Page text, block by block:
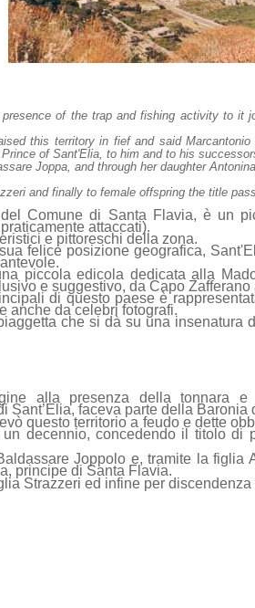
of the trap and fishing activity to it
this territory in fief and said
of Sant'Elia, to him and to his
Joppa, and through her ​​daughter
and finally to female offspring the title
Comune di Santa Flavia, è un
attaccati).
e pittoreschi della zona.
felice posizione geografica,
piccola edicola dedicata alla
e suggestivo, da Capo Zafferano
di questo paese è
anche da celebri fotografi.
che si dà su una
alla presenza della tonnara e
Sant’Elia, faceva parte della Baronia
questo territorio a feudo e dette
decennio, concedendo il titolo di
Joppolo e, tramite la
principe di Santa Flavia.
Strazzeri ed infine per